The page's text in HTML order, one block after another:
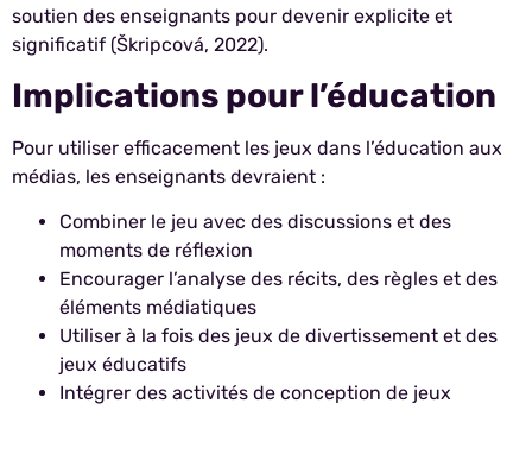
soutien des enseignants pour devenir explicite et
significatif (Škripcová, 2022).
Implications pour l’éducation
Pour utiliser efficacement les jeux dans l’éducation aux
médias, les enseignants devraient :
Combiner le jeu avec des discussions et des
moments de réflexion
Encourager l’analyse des récits, des règles et des
éléments médiatiques
Utiliser à la fois des jeux de divertissement et des
jeux éducatifs
Intégrer des activités de conception de jeux